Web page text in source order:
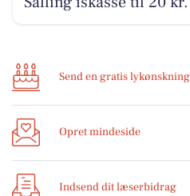
Send en gratis lykønskning
Opret mindeside
Indsend dit læserbidrag